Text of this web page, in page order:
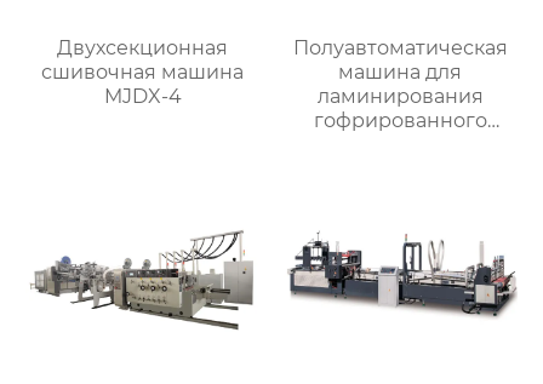
Двухсекционная
сшивочная машина
MJDX-4
Полуавтоматическая
машина для
ламинирования
гофрированного